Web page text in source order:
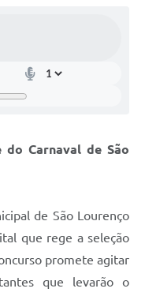
Carnaval de São
de São Lourenço
que rege a seleção
promete agitar
que levarão o